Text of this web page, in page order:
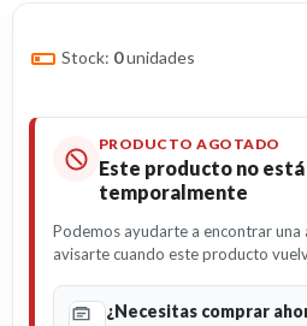
Stock: 0unidades
PRODUCTO AGOTADO
Este producto no
temporalmente
Podemos ayudarte a encontrar
avisarte cuando este producto
¿Necesitas comprar